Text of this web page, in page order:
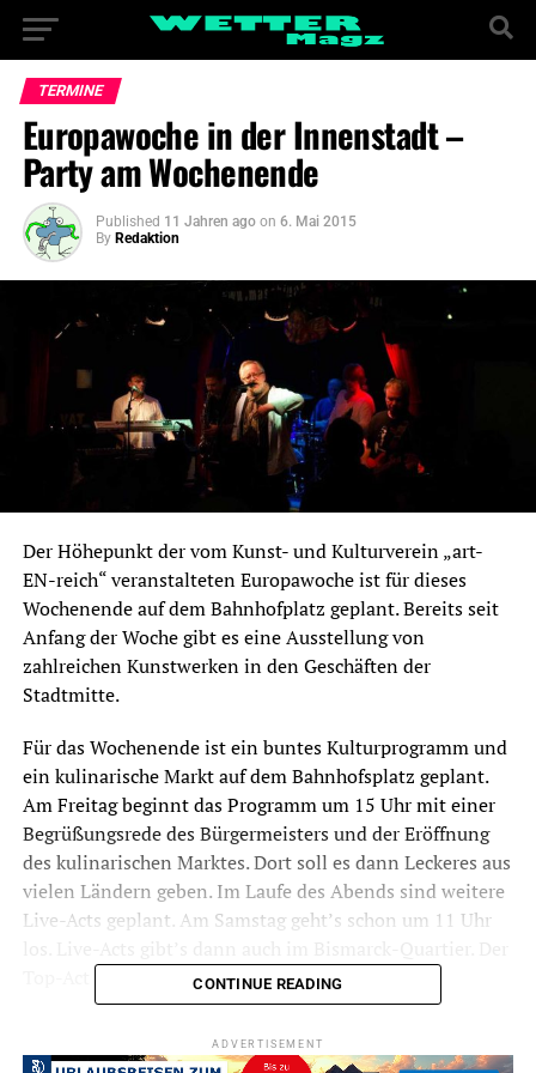
TERMINE
Europawoche in der Innenstadt –
Party am Wochenende
Published 11 Jahren ago on 6. Mai 2015
By Redaktion
Der Höhepunkt der vom Kunst- und Kulturverein „art-
EN-reich“ veranstalteten Europawoche ist für dieses
Wochenende auf dem Bahnhofplatz geplant. Bereits seit
Anfang der Woche gibt es eine Ausstellung von
zahlreichen Kunstwerken in den Geschäften der
Stadtmitte.
Für das Wochenende ist ein buntes Kulturprogramm und
ein kulinarische Markt auf dem Bahnhofsplatz geplant.
Am Freitag beginnt das Programm um 15 Uhr mit einer
Begrüßungsrede des Bürgermeisters und der Eröffnung
des kulinarischen Marktes. Dort soll es dann Leckeres aus
vielen Ländern geben. Im Laufe des Abends sind weitere
Live-Acts geplant. Am Samstag geht’s schon um 11 Uhr
Top-Act am Samstag sind die „ShyBandits“.
ein Jazz-Frühschoppen und ein Folkloreprogramm.
CONTINUE READING
ADVERTISEMENT